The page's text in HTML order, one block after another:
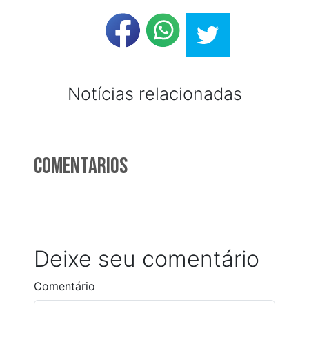
Notícias relacionadas
Comentarios
Deixe seu comentário
Comentário